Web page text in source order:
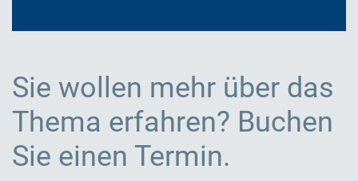
Sie wollen mehr über das
Thema erfahren? Buchen
Sie einen Termin.